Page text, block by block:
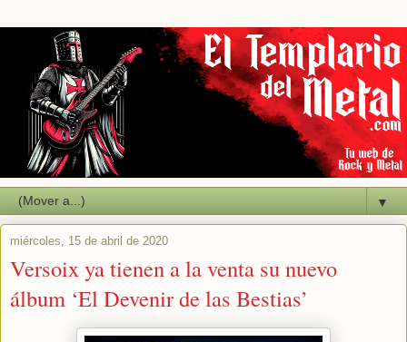
▼
miércoles, 15 de abril de 2020
Versoix ya tienen a la venta su nuevo
álbum ‘El Devenir de las Bestias’